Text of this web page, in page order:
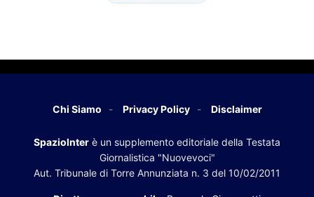
Chi Siamo Privacy Policy Disclaimer
SpazioInter è un supplemento editoriale della Testata
Giornalistica "Nuovevoci"
Aut. Tribunale di Torre Annunziata n. 3 del 10/02/2011